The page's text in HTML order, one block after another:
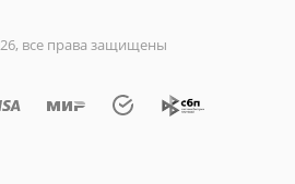
все права защищены